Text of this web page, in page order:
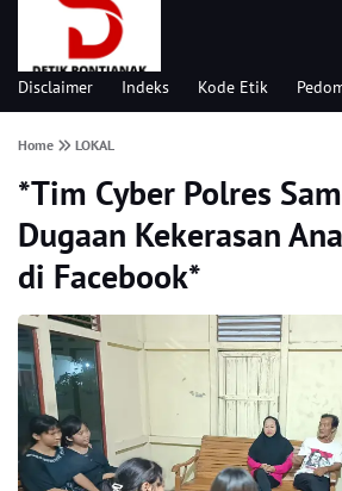
Disclaimer Indeks Kode Etik
Home LOKAL
*Tim Cyber Polres
Dugaan Kekerasan
di Facebook*